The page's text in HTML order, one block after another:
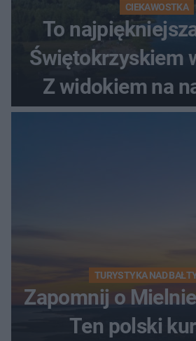
CIEKAWOSTKA
To
Świętokrzyskiem
Z widokiem na
szczyt Gór
TURYSTYKA NAD
Zapomnij o
Ten polski